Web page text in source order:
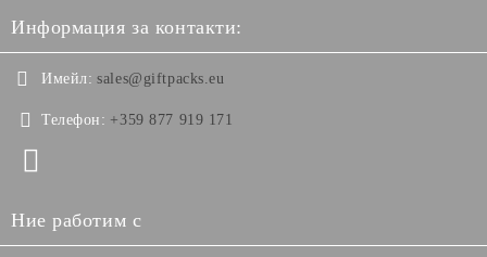
Информация за контакти:
Имейл: sales@giftpacks.eu
Телефон: +359 877 919 171
Ние работим с